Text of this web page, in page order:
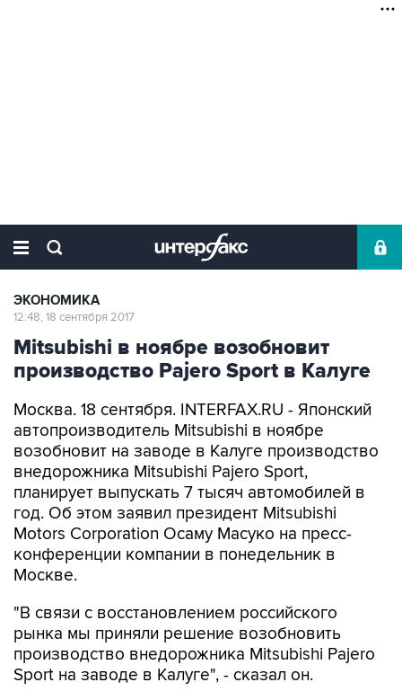
ЭКОНОМИКА
12:48, 18 сентября 2017
Mitsubishi в ноябре возобновит
производство Pajero Sport в Калуге
Москва. 18 сентября. INTERFAX.RU - Японский
автопроизводитель Mitsubishi в ноябре
возобновит на заводе в Калуге производство
внедорожника Mitsubishi Pajero Sport,
планирует выпускать 7 тысяч автомобилей в
год. Об этом заявил президент Mitsubishi
Motors Corporation Осаму Масуко на пресс-
конференции компании в понедельник в
Москве.
"В связи с восстановлением российского
рынка мы приняли решение возобновить
производство внедорожника Mitsubishi Pajero
Sport на заводе в Калуге", - сказал он.